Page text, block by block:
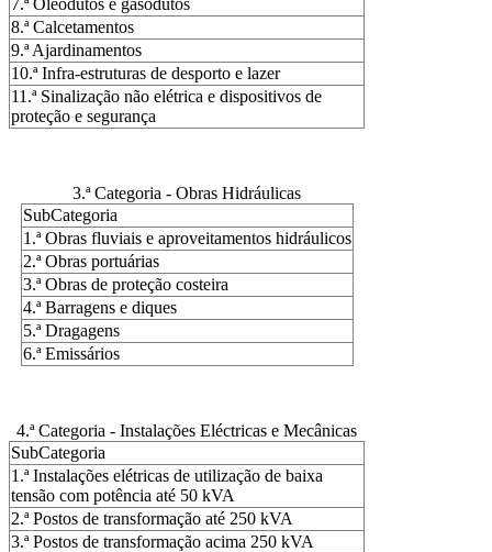
7.ª Oleodutos e gasodutos
8.ª Calcetamentos
9.ª Ajardinamentos
10.ª Infra-estruturas de desporto e lazer
11.ª Sinalização não elétrica e dispositivos de
proteção e segurança
3.ª Categoria - Obras Hidráulicas
SubCategoria
1.ª Obras fluviais e aproveitamentos hidráulicos
2.ª Obras portuárias
3.ª Obras de proteção costeira
4.ª Barragens e diques
5.ª Dragagens
6.ª Emissários
4.ª Categoria - Instalações Eléctricas e Mecânicas
SubCategoria
1.ª Instalações elétricas de utilização de baixa
tensão com potência até 50 kVA
2.ª Postos de transformação até 250 kVA
3.ª Postos de transformação acima 250 kVA